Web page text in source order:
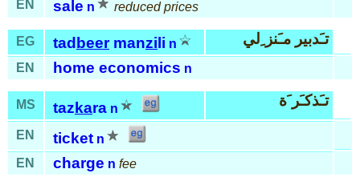
EN sale n reduced prices
EG tad beermanzi li n تـَدبير مـَنز ِلي
EN home economics n
MS taz kara n تـَذكـَر َة
EN ticket n
EN
charge n fee